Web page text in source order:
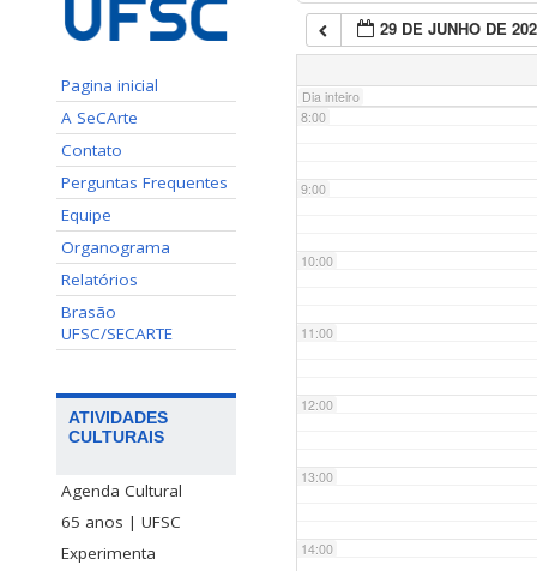
Pagina inicial
A SeCArte
Contato
Perguntas Frequentes
Equipe
Organograma
Relatórios
Brasão
UFSC/SECARTE
ATIVIDADES
CULTURAIS
Agenda Cultural
65 anos | UFSC
Experimenta
29 DE JUNHO DE
Dia inteiro
7:00
8:00
9:00
10:00
11:00
12:00
13:00
14:00